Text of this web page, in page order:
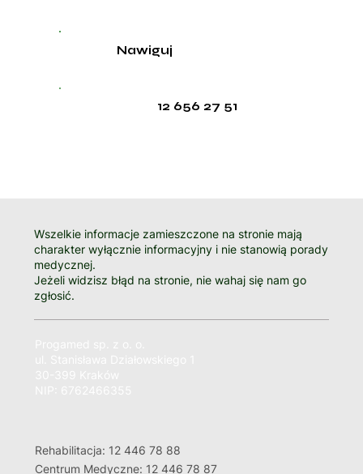
12 656 27 51
Nawiguj
Wszelkie informacje zamieszczone na stronie mają
charakter wyłącznie informacyjny i nie stanowią porady
medycznej.
Jeżeli widzisz błąd na stronie, nie wahaj się nam go
zgłosić.
Rehabilitacja: 12 446 78 88
Centrum Medyczne: 12 446 78 87